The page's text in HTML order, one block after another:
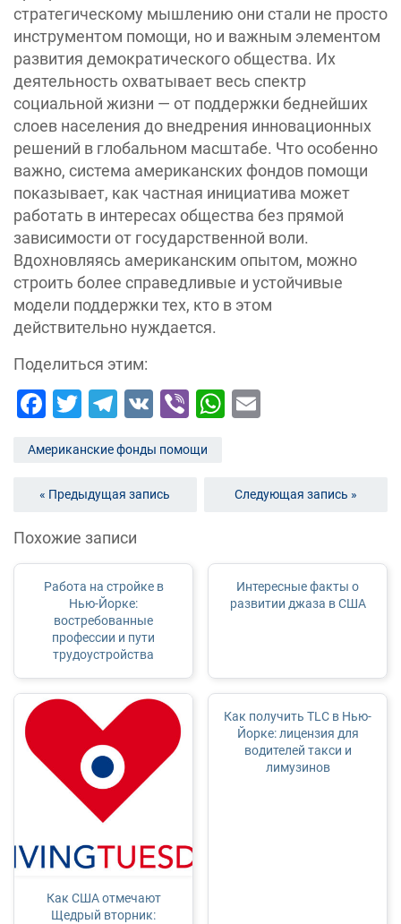
стратегическому мышлению они стали не просто
инструментом помощи, но и важным элементом
развития демократического общества. Их
деятельность охватывает весь спектр
социальной жизни — от поддержки беднейших
слоев населения до внедрения инновационных
решений в глобальном масштабе. Что особенно
важно, система американских фондов помощи
показывает, как частная инициатива может
работать в интересах общества без прямой
зависимости от государственной воли.
Вдохновляясь американским опытом, можно
строить более справедливые и устойчивые
модели поддержки тех, кто в этом
действительно нуждается.
Поделиться этим:
Facebook
Twitter
Telegram
VK ViberWhatsApp
Американские фонды помощи
« Предыдущая запись Следующая запись »
Похожие записи
Работа на стройке в
Нью-Йорке:
востребованные
профессии и пути
трудоустройства
Интересные факты о
развитии джаза в США
Как США отмечают
Щедрый вторник:
Как получить TLC в Нью-
Йорке: лицензия для
водителей такси и
лимузинов